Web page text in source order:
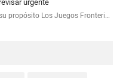
urgente
propósito Los Juegos Fronteri…